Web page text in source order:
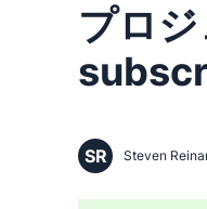
プロ
SR Steven